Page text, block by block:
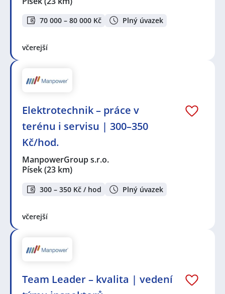
70 000 – 80 000 Kč Plný úvazek
včerejší
Elektrotechnik – práce v
terénu i servisu | 300–350
Kč/hod.
ManpowerGroup s.r.o.
Písek(23 km)
300 – 350 Kč / hod Plný úvazek
včerejší
Team Leader – kvalita | vedení